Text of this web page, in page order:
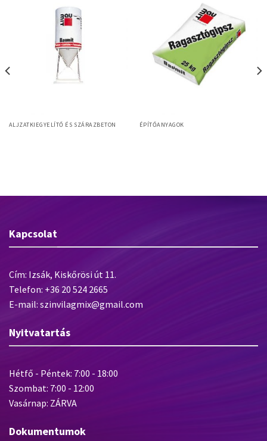
ALJZATKIEGYELÍTŐ ÉS SZÁRAZBETON ÉPÍTŐANYAGOK
Kapcsolat
Cím: Izsák, Kiskőrösi út 11.
Telefon: +36 20 524 2665
E-mail: szinvilagmix@gmail.com
Nyitvatartás
Hétfő - Péntek: 7:00 - 18:00
Szombat: 7:00 - 12:00
Vasárnap: ZÁRVA
Dokumentumok